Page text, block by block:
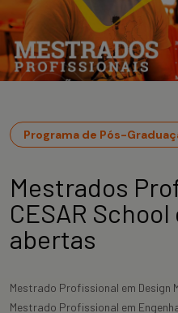
Programa de Pós-
Mestrados
CESAR
abertas
Mestrado Profissional em Design
Mestrado Profissional em